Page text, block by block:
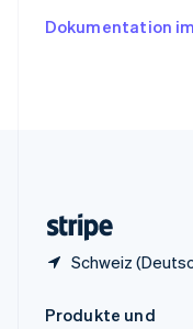
Dokumentation
Schweiz
English
Produkte und